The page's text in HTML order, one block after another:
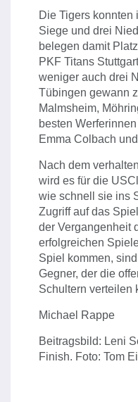
Die Tigers
Siege und drei
belegen damit
PKF Titans
weniger auch drei
Tübingen gewann
Malmsheim,
besten
Emma Colbach
Nach dem
wird es für die
wie schnell sie ins
Zugriff auf das
der Vergangenheit
erfolgreichen
Spiel kommen,
Gegner, der die
Schultern verteilen
Michael Rappe
Beitragsbild: Leni
Finish. Foto: Tom